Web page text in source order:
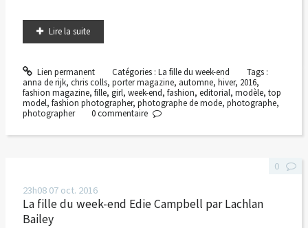
Lire la suite
Lien permanent Catégories : La fille du week-end
Tags :
anna de rijk, chris colls, porter magazine, automne, hiver, 2016,
fashion magazine, fille, girl, week-end, fashion, editorial, modèle, top
model, fashion photographer, photographe de mode, photographe,
photographer
0commentaire
23h08 07 oct. 2016
La fille du week-end Edie Campbell par Lachlan
Bailey
0